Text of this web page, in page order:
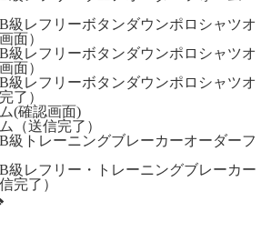
級レフリーボタンダウンポロシャツオ
面）
級レフリーボタンダウンポロシャツオ
面）
級レフリーボタンダウンポロシャツオ
了）
(確認画面)
（送信完了）
級トレーニングブレーカーオーダーフ
級レフリー・トレーニングブレーカー
完了）